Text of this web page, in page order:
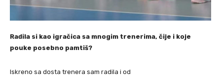
Radila si kao igračica sa mnogim trenerima, čije i koje
pouke posebno pamtiš?
Iskreno sa dosta trenera sam radila i od